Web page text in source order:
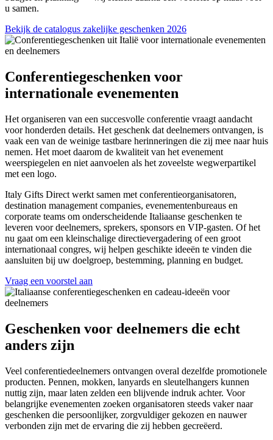
u samen.
Bekijk de catalogus zakelijke geschenken 2026
Conferentiegeschenken voor
internationale evenementen
Het organiseren van een succesvolle conferentie vraagt aandacht
voor honderden details. Het geschenk dat deelnemers ontvangen, is
vaak een van de weinige tastbare herinneringen die zij mee naar huis
nemen. Het moet daarom de kwaliteit van het evenement
weerspiegelen en niet aanvoelen als het zoveelste wegwerpartikel
met een logo.
Italy Gifts Direct werkt samen met conferentieorganisatoren,
destination management companies, evenementenbureaus en
corporate teams om onderscheidende Italiaanse geschenken te
leveren voor deelnemers, sprekers, sponsors en VIP-gasten. Of het
nu gaat om een kleinschalige directievergadering of een groot
internationaal congres, wij helpen geschikte ideeën te vinden die
aansluiten bij uw doelgroep, bestemming, planning en budget.
Vraag een voorstel aan
Geschenken voor deelnemers die echt
anders zijn
Veel conferentiedeelnemers ontvangen overal dezelfde promotionele
producten. Pennen, mokken, lanyards en sleutelhangers kunnen
nuttig zijn, maar laten zelden een blijvende indruk achter. Voor
belangrijke evenementen zoeken organisatoren steeds vaker naar
geschenken die persoonlijker, zorgvuldiger gekozen en nauwer
verbonden zijn met de ervaring die zij hebben gecreëerd.